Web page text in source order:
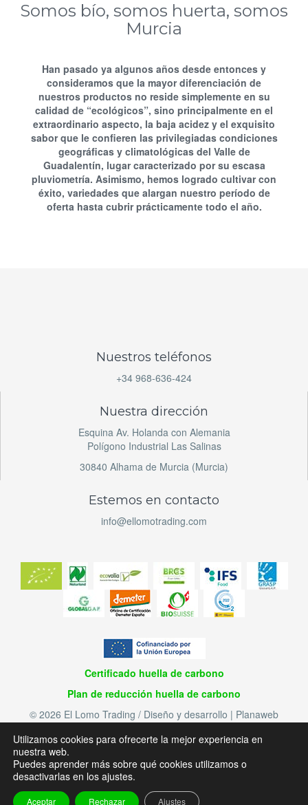
Somos bío, somos huerta, somos
Murcia
Han pasado ya algunos años desde entonces y
consideramos que la mayor diferenciación de
nuestros productos no reside simplemente en su
calidad de “ecológicos”, sino principalmente en el
extraordinario aspecto, la baja acidez y el exquisito
sabor que le confieren las privilegiadas condiciones
geográficas y climatológicas del Valle de
Guadalentín, lugar caracterizado por su escasa
pluviometría. Asimismo, hemos logrado cultivar con
éxito, variedades que alargan nuestro período de
oferta hasta cubrir prácticamente todo el año.
Nuestros teléfonos
+34 968-636-424
Nuestra dirección
Esquina Av. Holanda con Alemania
Polígono Industrial Las Salinas
30840 Alhama de Murcia (Murcia)
Estemos en contacto
info@ellomotrading.com
Certificado huella de carbono
Plan de reducción huella de carbono
© 2026 El Lomo Trading / Diseño y desarrollo | Planaweb
Aviso Legal
Política de privacidad
Política de cookies
Utilizamos cookies para ofrecerte la mejor experiencia en
nuestra web.
Puedes aprender más sobre qué cookies utilizamos o
desactivarlas en los ajustes.
Aceptar Rechazar Ajustes